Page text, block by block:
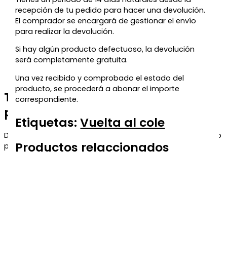
recepción de tu pedido para hacer una devolución.
El comprador se encargará de gestionar el envío
para realizar la devolución.
Si hay algún producto defectuoso, la devolución
será completamente gratuita.
Una vez recibido y comprobado el estado del
producto, se procederá a abonar el importe
correspondiente.
Etiquetas:Vuelta al cole
Productos relaccionados
Te regalamos un 5% de descuento
para tu próxima compra
Déjanos tu correo y te enviaremos el código de descuento
para que puedas aprovecharlo en tu próximo pedido.